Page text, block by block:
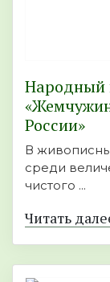
Народный
России»
В
среди
чистого ...
Читать